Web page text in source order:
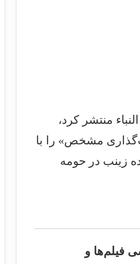
منتشر کرد،
مشخص» را با
زینب در حومه
فیلم‌ها و